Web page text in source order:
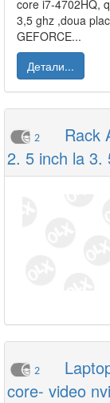
core i7-4702HQ,
3,5 ghz ,doua
GEFORCE...
Детали...
2
Rack
2. 5 inch la 3.
2
core- video